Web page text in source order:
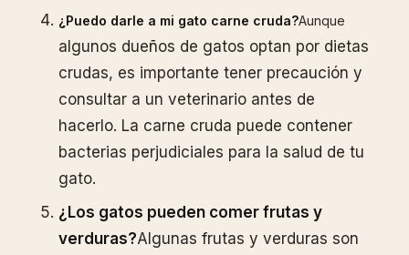
¿Puedo darle a mi gato carne cruda?Aunque
algunos dueños de gatos optan por dietas
crudas, es importante tener precaución y
consultar a un veterinario antes de
hacerlo. La carne cruda puede contener
bacterias perjudiciales para la salud de tu
gato.
¿Los gatos pueden comer frutas y
verduras?Algunas frutas y verduras son